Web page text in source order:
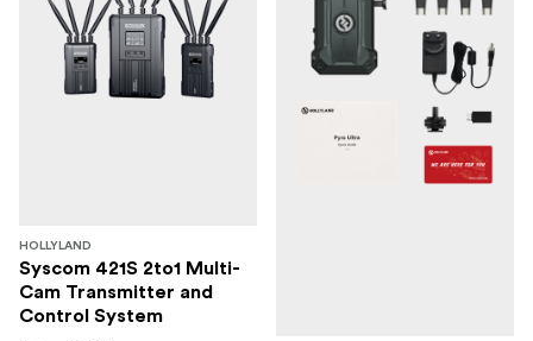
HOLLYLAND
Syscom 421S 2to1 Multi-
Cam Transmitter and
Control System